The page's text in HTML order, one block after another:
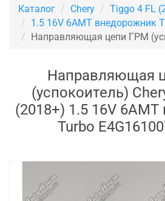
Каталог Chery
Tiggo 4 FL
1.5 16V 6AMT внедорожник
Направляющая цепи ГРМ
Направляющая
(успокоитель)
(2018+) 1.5 16V
Turbo